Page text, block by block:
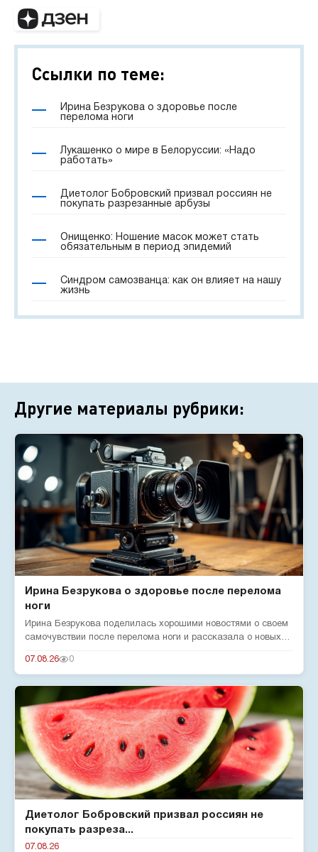
Ссылки по теме:
Ирина Безрукова о здоровье после
перелома ноги
Лукашенко о мире в Белоруссии: «Надо
работать»
Диетолог Бобровский призвал россиян не
покупать разрезанные арбузы
Онищенко: Ношение масок может стать
обязательным в период эпидемий
Синдром самозванца: как он влияет на нашу
жизнь
Другие материалы рубрики:
Ирина Безрукова о здоровье после перелома
ноги
Ирина Безрукова поделилась хорошими новостями о своем
самочувствии после перелома ноги и рассказала о новых
07.08.26 0
Диетолог Бобровский призвал россиян не
покупать разреза...
07.08.26